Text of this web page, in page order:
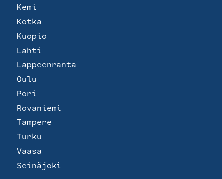
Kemi
Kotka
Kuopio
Lahti
Lappeenranta
Oulu
Pori
Rovaniemi
Tampere
Turku
Vaasa
Seinäjoki